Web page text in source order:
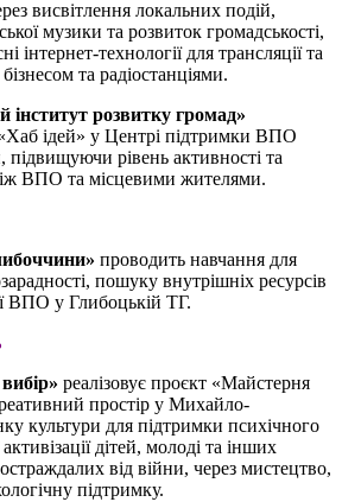
висвітлення локальних подій,
музики та розвиток громадськості,
інтернет-технології для трансляції та
та радіостанціями.
розвитку громад»
ідей» у Центрі підтримки ВПО
підвищуючи рівень активності та
ВПО та місцевими жителями.
проводить навчання для
пошуку внутрішніх ресурсів
ВПО у Глибоцькій ТГ.
реалізовує проєкт «Майстерня
простір у Михайло-
культури для підтримки психічного
дітей, молоді та інших
від війни, через мистецтво,
підтримку.